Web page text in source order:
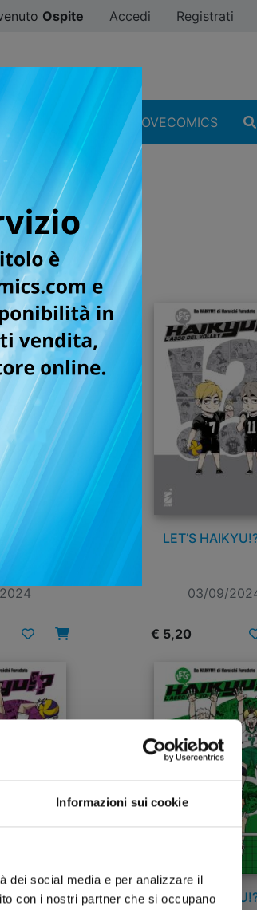
Informazioni sui cookie
dei social media e per analizzare il
con i nostri partner che si occupano
Ospite Accedi Registrati
#ILOVEMANGA #ILOVECOMICS
n. 9 LET’S
03/09/
€ 5,20
n. 5 LET’S